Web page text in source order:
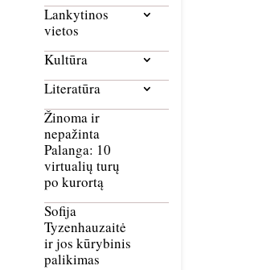
Lankytinos
vietos
Kultūra
Literatūra
Žinoma ir
nepažinta
Palanga: 10
virtualių turų
po kurortą
Sofija
Tyzenhauzaitė
ir jos kūrybinis
palikimas